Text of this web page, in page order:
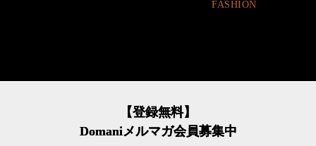
LIFESTYLE
【登録無料】
Domaniメルマガ会員募集中